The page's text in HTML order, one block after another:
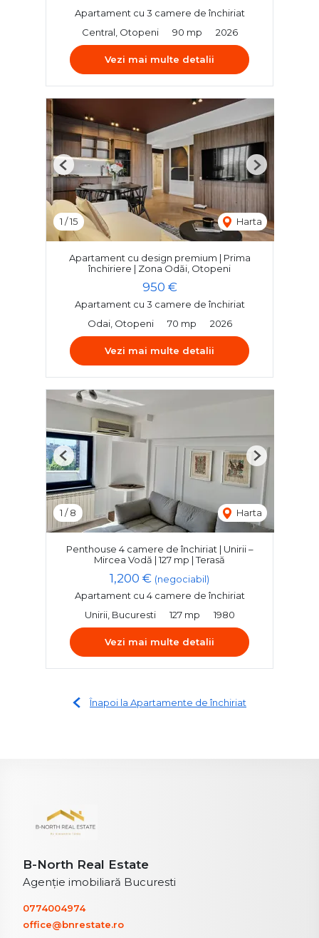
Apartament cu 3 camere de închiriat
Central, Otopeni
90 mp 2026
Vezi mai multe detalii
1 /15 Harta
Previous Next
Apartament cu design premium | Prima
închiriere | Zona Odăi, Otopeni
950 €
Apartament cu 3 camere de închiriat
Odai, Otopeni
70 mp 2026
Vezi mai multe detalii
1 /8 Harta
Previous Next
Penthouse 4 camere de închiriat | Unirii –
Mircea Vodă | 127 mp | Terasă
1,200 € (negociabil)
Apartament cu 4 camere de închiriat
Unirii, Bucuresti
127 mp 1980
Vezi mai multe detalii
Înapoi la Apartamente de închiriat
B-North Real Estate
Agenție imobiliară Bucuresti
0774004974
office@bnrestate.ro